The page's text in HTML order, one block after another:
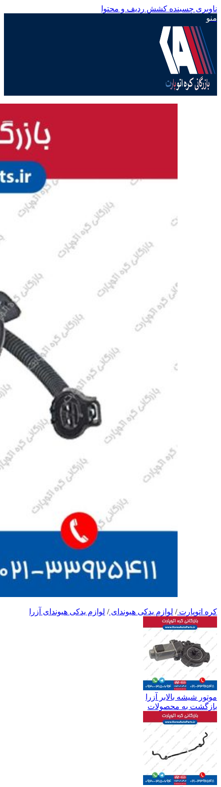
ناوبری چسبنده کشش ردیف و محتوا
منو
کره اتوپارت/ لوازم یدکی هیوندای/ لوازم یدکی هیوندای آزرا
موتور شیشه بالابر آزرا
بازگشت به محصولات